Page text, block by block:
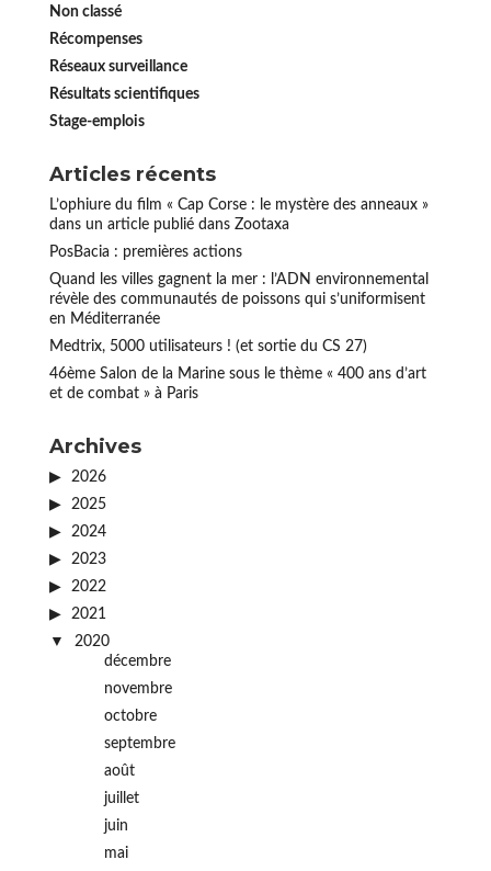
Non classé
Récompenses
Réseaux surveillance
Résultats scientifiques
Stage-emplois
Articles récents
L’ophiure du film « Cap Corse : le mystère des anneaux »
dans un article publié dans Zootaxa
PosBacia : premières actions
Quand les villes gagnent la mer : l’ADN environnemental
révèle des communautés de poissons qui s’uniformisent
en Méditerranée
Medtrix, 5000 utilisateurs ! (et sortie du CS 27)
46ème Salon de la Marine sous le thème « 400 ans d’art
et de combat » à Paris
Archives
2026
2025
2024
2023
2022
2021
2020
décembre
novembre
octobre
septembre
août
juillet
juin
mai